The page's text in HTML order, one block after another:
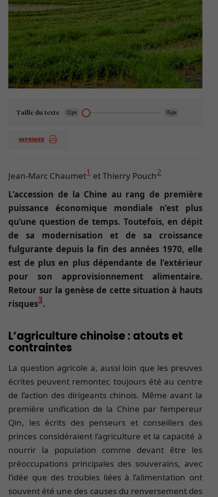
Taille du texte 12px 15px
IMPRIMER
Jean-Marc Chaumet1et Thierry Pouch2
L’accession de la Chine au rang de première
puissance économique mondiale n’est plus
qu’une question de temps. Toutefois, en dépit
de sa modernisation et de sa croissance
fulgurante depuis la fin des années 1970, elle
est de plus en plus dépendante de l’extérieur
pour son approvisionnement alimentaire.
Retour sur la genèse de cette situation à hauts
risques3.
L’agriculture chinoise : atouts et
contraintes
La question agricole a, aussi loin que les preuves
écrites peuvent remonter, toujours été au centre
de l’action des dirigeants chinois. Même avant la
première unification de la Chine par l’empereur
Qin, les écrits des penseurs et conseillers des
princes considéraient l’agriculture et la capacité à
nourrir la population comme devant être les
préoccupations principales des souverains, avec
l’idée que des troubles liées à l’alimentation ont
souvent été une des causes du renversement des